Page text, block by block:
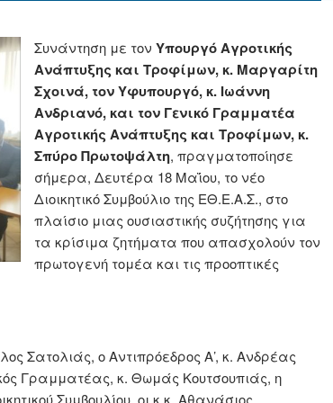
Συνάντηση με τονΥπουργό Αγροτικής
Ανάπτυξης και Τροφίμων, κ. Μαργαρίτη
Σχοινά, τον Υφυπουργό, κ. Ιωάννη
Ανδριανό, και τον Γενικό Γραμματέα
Αγροτικής Ανάπτυξης και Τροφίμων, κ.
Σπύρο Πρωτοψάλτη, πραγματοποίησε
σήμερα, Δευτέρα 18 Μαΐου, το νέο
Διοικητικό Συμβούλιο της ΕΘ.Ε.Α.Σ., στο
πλαίσιο μιας ουσιαστικής συζήτησης για
τα κρίσιμα ζητήματα που απασχολούν τον
πρωτογενή τομέα και τις προοπτικές
Σατολιάς, ο Αντιπρόεδρος Α’, κ. Ανδρέας
Γραμματέας, κ. Θωμάς Κουτσουπιάς, η
Συμβουλίου, οι κ.κ. Αθανάσιος